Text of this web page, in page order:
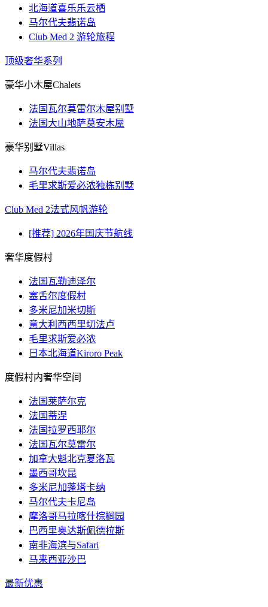
北海道喜乐乐云栖
马尔代夫翡诺岛
Club Med 2 游轮旅程
顶级奢华系列
豪华小木屋Chalets
法国瓦尔莫雷尔木屋别墅
法国大山地萨莫安木屋
豪华别墅Villas
马尔代夫翡诺岛
毛里求斯爱必浓独栋别墅
Club Med 2法式风帆游轮
[推荐] 2026年国庆节航线
奢华度假村
法国瓦勒迪泽尔
塞舌尔度假村
多米尼加米切斯
意大利西西里切法卢
毛里求斯爱必浓
日本北海道Kiroro Peak
度假村内奢华空间
法国莱萨尔克
法国蒂涅
法国拉罗西耶尔
法国瓦尔莫雷尔
加拿大魁北克夏洛瓦
墨西哥坎昆
多米尼加蓬塔卡纳
马尔代夫卡尼岛
摩洛哥马拉喀什棕榈园
巴西里奥达斯佩德拉斯
南非海滨与Safari
马来西亚沙巴
最新优惠